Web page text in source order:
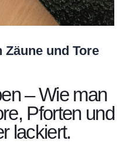
Zäune und Tore
– Wie man
Pforten und
lackiert.